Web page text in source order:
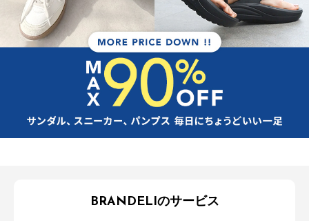
BRANDELIのサービス